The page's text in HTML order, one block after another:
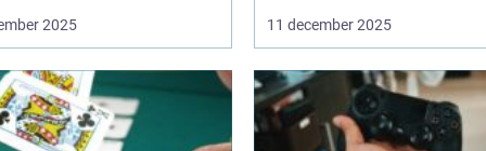
2025 11 december 2025